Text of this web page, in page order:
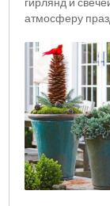
атмосферу